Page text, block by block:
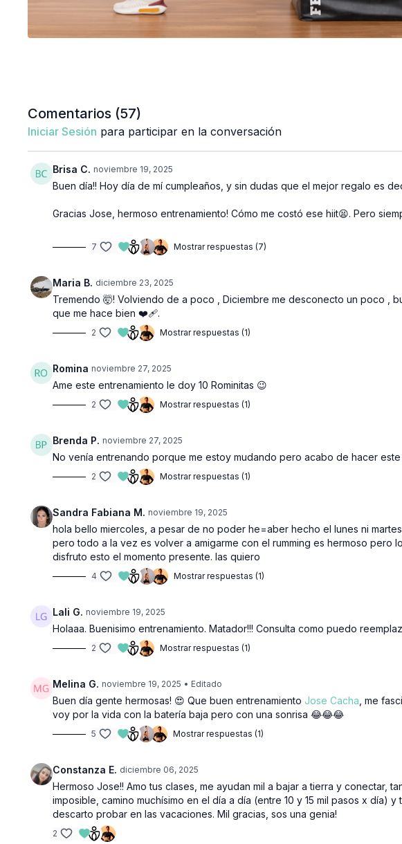
Comentarios (57)
Iniciar Sesión para participar en la conversación
Brisa C. noviembre 19, 2025
Buen día!! Hoy día de mí cumpleaños, y sin dudas que el mejor regalo es
Gracias Jose, hermoso entrenamiento! Cómo me costó ese hiit😫. Pero
7 Mostrar respuestas (7)
Maria B. diciembre 23, 2025
Tremendo 🤯! Volviendo de a poco , Diciembre me desconecto un poco
que me hace bien ❤️‍🩹.
2 Mostrar respuestas (1)
Romina noviembre 27, 2025
Ame este entrenamiento le doy 10 Rominitas 😉
2 Mostrar respuestas (1)
Brenda P. noviembre 27, 2025
No venía entrenando porque me estoy mudando pero acabo de hacer
2 Mostrar respuestas (1)
Sandra Fabiana M. noviembre 19, 2025
hola bello miercoles, a pesar de no poder he=aber hecho el lunes ni
pero todo a la vez es volver a amigarme con el rumming es hermoso pero
disfruto esto el momento presente. las quiero
4 Mostrar respuestas (1)
Lali G. noviembre 19, 2025
Holaaa. Buenisimo entrenamiento. Matador!!! Consulta como puedo
2 Mostrar respuestas (1)
Melina G. noviembre 19, 2025 • Editado
Buen día gente hermosas! 😍 Que buen entrenamientoJose Cacha , me
voy por la vida con la batería baja pero con una sonrisa 😂😂😂
5 Mostrar respuestas (1)
Constanza E. diciembre 06, 2025
Hermoso Jose!! Amo tus clases, me ayudan mil a bajar a tierra y conectar,
imposible, camino muchísimo en el día a día (entre 10 y 15 mil pasos x
descarto probar en las vacaciones. Mil gracias, sos una genia!
2